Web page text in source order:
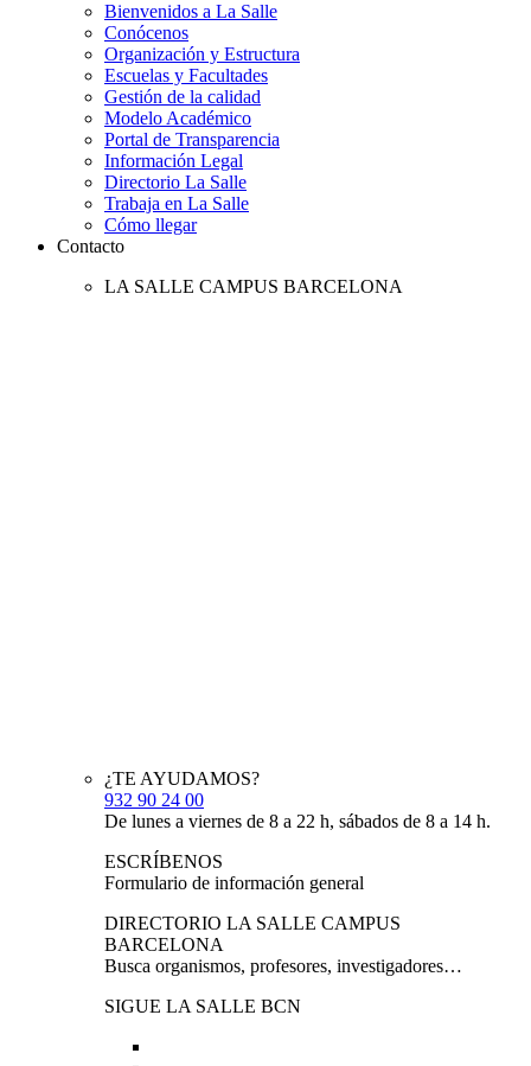
Bienvenidos a La Salle
Conócenos
Organización y Estructura
Escuelas y Facultades
Gestión de la calidad
Modelo Académico
Portal de Transparencia
Información Legal
Directorio La Salle
Trabaja en La Salle
Cómo llegar
Contacto
LA SALLE CAMPUS BARCELONA
¿TE AYUDAMOS?
932 90 24 00
De lunes a viernes de 8 a 22 h, sábados de 8 a 14 h.
ESCRÍBENOS
Formulario de información general
DIRECTORIO LA SALLE CAMPUS
BARCELONA
Busca organismos, profesores, investigadores…
SIGUE LA SALLE BCN